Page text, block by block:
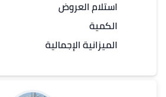
استلام العروض
الكمية
الميزانية الإجمالية